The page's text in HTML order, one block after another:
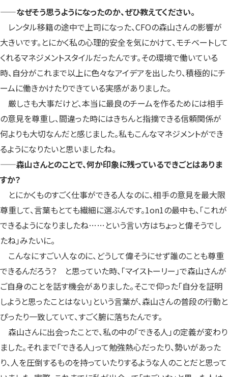
——なぜそう思うようになったのか、ぜひ教えてください。
レンタル移籍の途中で上司になった、CFOの森山さんの影響が
大きいです。とにかく私の心理的安全を気にかけて、モチベートして
くれるマネジメントスタイルだったんです。その環境で働いている
時、自分がこれまで以上に色々なアイデアを出したり、積極的にチ
ームに働きかけたりできている実感がありました。
厳しさも大事だけど、本当に最良のチームを作るためには相手
の意見を尊重し、間違った時にはきちんと指摘できる信頼関係が
何よりも大切なんだと感じました。私もこんなマネジメントができ
るようになりたいと思いましたね。
——森山さんとのことで、何か印象に残っているできごとはありま
すか？
とにかくものすごく仕事ができる人なのに、相手の意見を最大限
尊重して、言葉もとても繊細に選ぶんです。1on1の最中も、「これが
できるようになりましたね……という言い方はちょっと偉そうでし
たね」みたいに。
こんなにすごい人なのに、どうして偉そうにせず誰のことも尊重
できるんだろう？ と思っていた時、「マイストーリー」で森山さんが
ご自身のことを話す機会がありました。そこで仰った「自分を証明
しようと思ったことはない」という言葉が、森山さんの普段の行動と
ぴったり一致していて、すごく腑に落ちたんです。
森山さんに出会ったことで、私の中の「できる人」の定義が変わり
ました。それまで「できる人」って勉強熱心だったり、勢いがあった
り、人を圧倒するものを持っていたりするような人のことだと思って